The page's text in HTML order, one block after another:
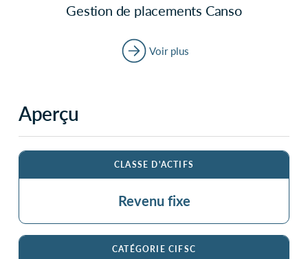
Gestion de placements Canso
Voir plus
Aperçu
CLASSE D'ACTIFS
Revenu fixe
CATÉGORIE CIFSC